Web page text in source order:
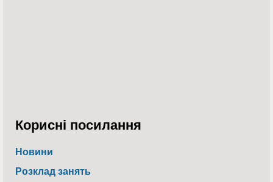
Корисні посилання
Новини
Розклад занять